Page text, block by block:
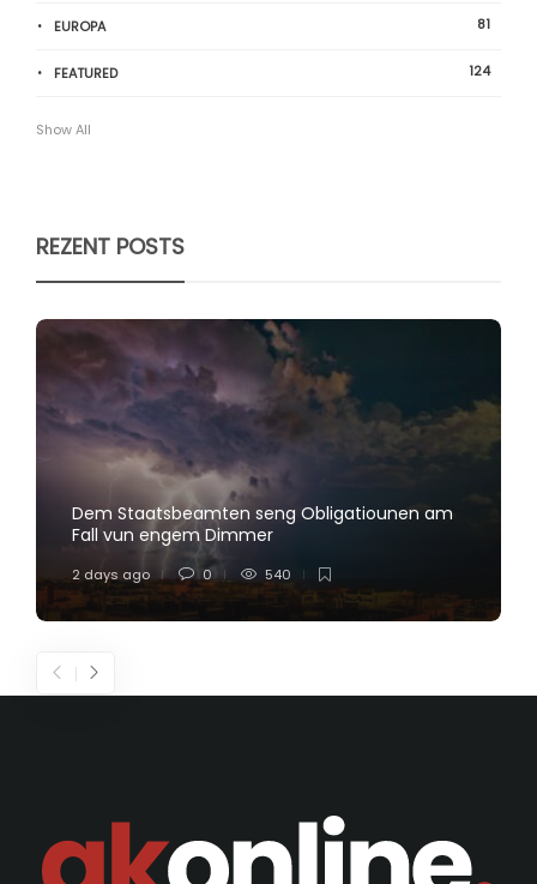
EUROPA 81
FEATURED 124
Show All
REZENT POSTS
Dem Staatsbeamten seng Obligatiounen am
Fall vun engem Dimmer
2 days ago 0 540